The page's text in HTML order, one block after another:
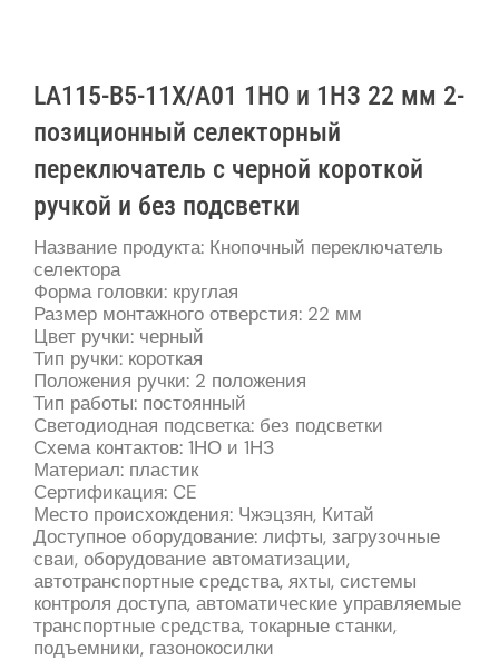
LA115-B5-11X/A01 1НО и 1НЗ 22 мм 2-
позиционный селекторный
переключатель с черной короткой
ручкой и без подсветки
Название продукта: Кнопочный переключатель
селектора
Форма головки: круглая
Размер монтажного отверстия: 22 мм
Цвет ручки: черный
Тип ручки: короткая
Положения ручки: 2 положения
Тип работы: постоянный
Светодиодная подсветка: без подсветки
Схема контактов: 1НО и 1НЗ
Материал: пластик
Сертификация: CE
Место происхождения: Чжэцзян, Китай
Доступное оборудование: лифты, загрузочные
сваи, оборудование автоматизации,
автотранспортные средства, яхты, системы
контроля доступа, автоматические управляемые
транспортные средства, токарные станки,
подъемники, газонокосилки